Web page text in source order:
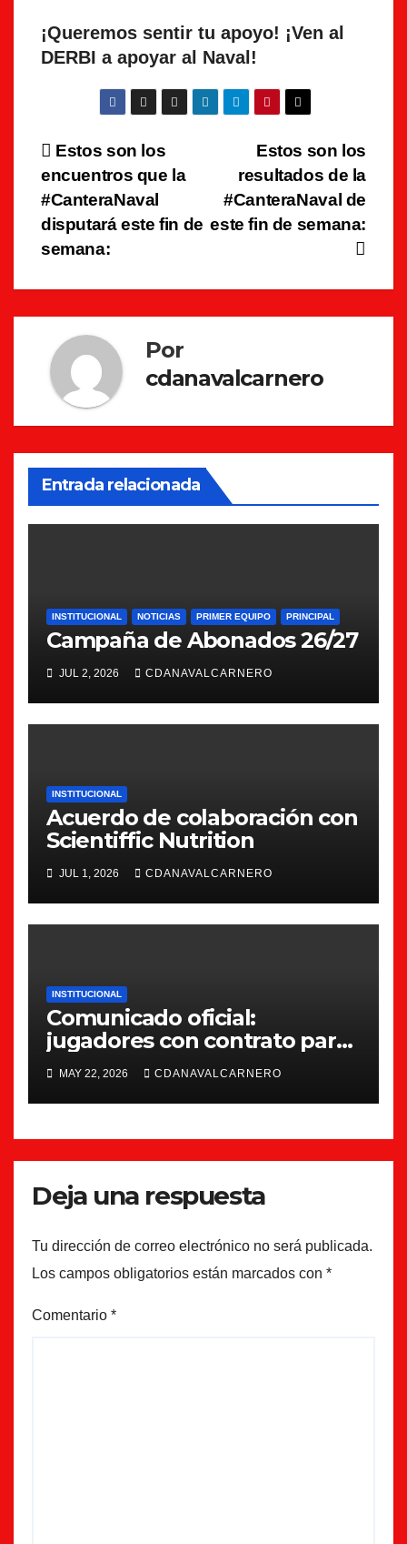
¡Queremos sentir tu apoyo! ¡Ven al
DERBI a apoyar al Naval!
Navegación
de
entradas
Estos son los
resultados de la
#CanteraNaval de
este fin de semana:
Estos son los
encuentros que la
#CanteraNaval
disputará este fin de
semana:
Por
cdanavalcarnero
Entrada relacionada
INSTITUCIONAL NOTICIAS PRIMER EQUIPO PRINCIPAL
Campaña de Abonados 26/27
JUL 2, 2026 CDANAVALCARNERO
INSTITUCIONAL
Acuerdo de colaboración con
Scientiffic Nutrition
JUL 1, 2026 CDANAVALCARNERO
INSTITUCIONAL
Comunicado oficial:
jugadores con contrato para
la 26/27
MAY 22, 2026 CDANAVALCARNERO
Deja una respuesta
Tu dirección de correo electrónico no será publicada.
Los campos obligatorios están marcados con *
Comentario *